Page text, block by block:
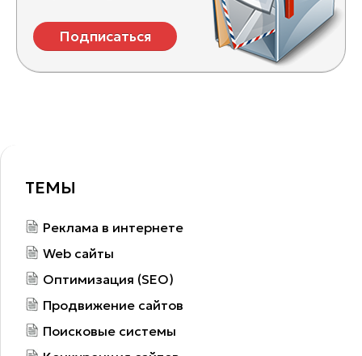
Подписаться
ТЕМЫ
Реклама в интернете
Web сайты
Оптимизация (SEO)
Продвижение сайтов
Поисковые системы